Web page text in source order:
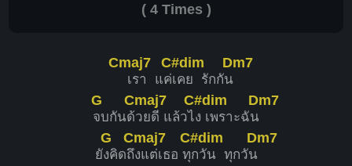
( 4 Times )
Cmaj7
เรา แค่
C#dim
เคย รักกัน
Dm7
G
จบกันด้
Cmaj7
วยดี แล้วไ
C#dim
ง เพราะฉัน
Dm7
ยั
G
งคิดถึ
Cmaj7
งแต่เธอ ทุ
C#dim
กวัน ทุกวัน
Dm7